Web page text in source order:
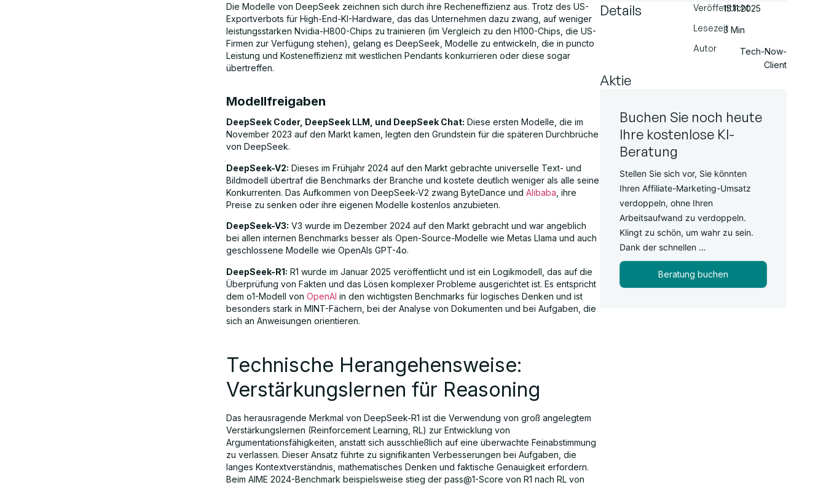
Die Modelle von DeepSeek zeichnen sich durch ihre Recheneffizienz aus. Trotz des US-
Exportverbots für High-End-KI-Hardware, das das Unternehmen dazu zwang, auf weniger
leistungsstarken Nvidia-H800-Chips zu trainieren (im Vergleich zu den H100-Chips, die US-
Firmen zur Verfügung stehen), gelang es DeepSeek, Modelle zu entwickeln, die in puncto
Leistung und Kosteneffizienz mit westlichen Pendants konkurrieren oder diese sogar
übertreffen.
Modellfreigaben
DeepSeek Coder, DeepSeek LLM, und DeepSeek Chat: Diese ersten Modelle, die im
November 2023 auf den Markt kamen, legten den Grundstein für die späteren Durchbrüche
von DeepSeek.
DeepSeek-V2: Dieses im Frühjahr 2024 auf den Markt gebrachte universelle Text- und
Bildmodell übertraf die Benchmarks der Branche und kostete deutlich weniger als alle seine
Konkurrenten. Das Aufkommen von DeepSeek-V2 zwang ByteDance und Alibaba , ihre
Preise zu senken oder ihre eigenen Modelle kostenlos anzubieten.
DeepSeek-V3: V3 wurde im Dezember 2024 auf den Markt gebracht und war angeblich
bei allen internen Benchmarks besser als Open-Source-Modelle wie Metas Llama und auch
geschlossene Modelle wie OpenAIs GPT-4o.
DeepSeek-R1: R1 wurde im Januar 2025 veröffentlicht und ist ein Logikmodell, das auf die
Überprüfung von Fakten und das Lösen komplexer Probleme ausgerichtet ist. Es entspricht
dem o1-Modell von OpenAI in den wichtigsten Benchmarks für logisches Denken und ist
besonders stark in MINT-Fächern, bei der Analyse von Dokumenten und bei Aufgaben, die
sich an Anweisungen orientieren.
Technische Herangehensweise:
Verstärkungslernen für Reasoning
Das herausragende Merkmal von DeepSeek-R1 ist die Verwendung von groß angelegtem
Verstärkungslernen (Reinforcement Learning, RL) zur Entwicklung von
Argumentationsfähigkeiten, anstatt sich ausschließlich auf eine überwachte Feinabstimmung
zu verlassen. Dieser Ansatz führte zu signifikanten Verbesserungen bei Aufgaben, die
langes Kontextverständnis, mathematisches Denken und faktische Genauigkeit erfordern.
Beim AIME 2024-Benchmark beispielsweise stieg der pass@1-Score von R1 nach RL von
Details
Veröffentlicht
Lesezeit
Autor
15.11.2025
3 Min
Tech-Now-
Client
Aktie
Buchen Sie noch heute
Ihre kostenlose KI-
Beratung
Stellen Sie sich vor, Sie könnten
Ihren Affiliate-Marketing-Umsatz
verdoppeln, ohne Ihren
Arbeitsaufwand zu verdoppeln.
Klingt zu schön, um wahr zu sein.
Dank der schnellen …
Beratung buchen